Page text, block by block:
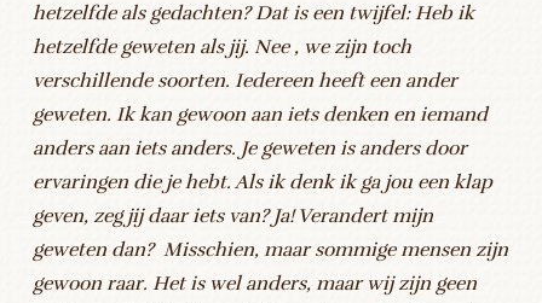
hetzelfde als gedachten? Dat is een twijfel: Heb ik
hetzelfde geweten als jij. Nee , we zijn toch
verschillende soorten. Iedereen heeft een ander
geweten. Ik kan gewoon aan iets denken en iemand
anders aan iets anders. Je geweten is anders door
ervaringen die je hebt. Als ik denk ik ga jou een klap
geven, zeg jij daar iets van? Ja! Verandert mijn
geweten dan? Misschien, maar sommige mensen zijn
gewoon raar. Het is wel anders, maar wij zijn geen